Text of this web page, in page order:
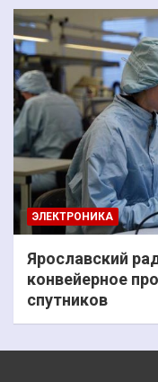
ЭЛЕКТРОНИКА
Ярославский
конвейерное
спутников